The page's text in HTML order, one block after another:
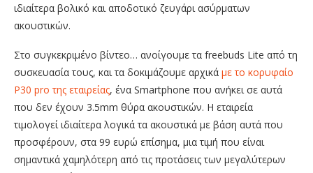
ιδιαίτερα βολικό και αποδοτικό ζευγάρι ασύρματων
ακουστικών.
Στο συγκεκριμένο βίντεο… ανοίγουμε τα freebuds Lite από τη
συσκευασία τους, και τα δοκιμάζουμε αρχικά με το κορυφαίο
P30 pro της εταιρείας, ένα Smartphone που ανήκει σε αυτά
που δεν έχουν 3.5mm θύρα ακουστικών. Η εταιρεία
τιμολογεί ιδιαίτερα λογικά τα ακουστικά με βάση αυτά που
προσφέρουν, στα 99 ευρώ επίσημα, μια τιμή που είναι
σημαντικά χαμηλότερη από τις προτάσεις των μεγαλύτερων